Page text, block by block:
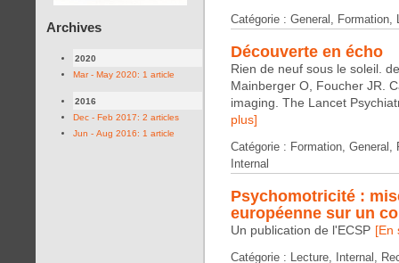
Archives
2020
Mar - May 2020: 1 article
2016
Dec - Feb 2017: 2 articles
Jun - Aug 2016: 1 article
Catégorie : General, Formation,
Découverte en écho
Rien de neuf sous le soleil.
Mainberger O, Foucher JR.
imaging. The Lancet
plus]
Catégorie : Formation, General,
Internal
Psychomotricité :
européenne sur un
Un publication de l'ECSP [En
Catégorie : Lecture, Internal,